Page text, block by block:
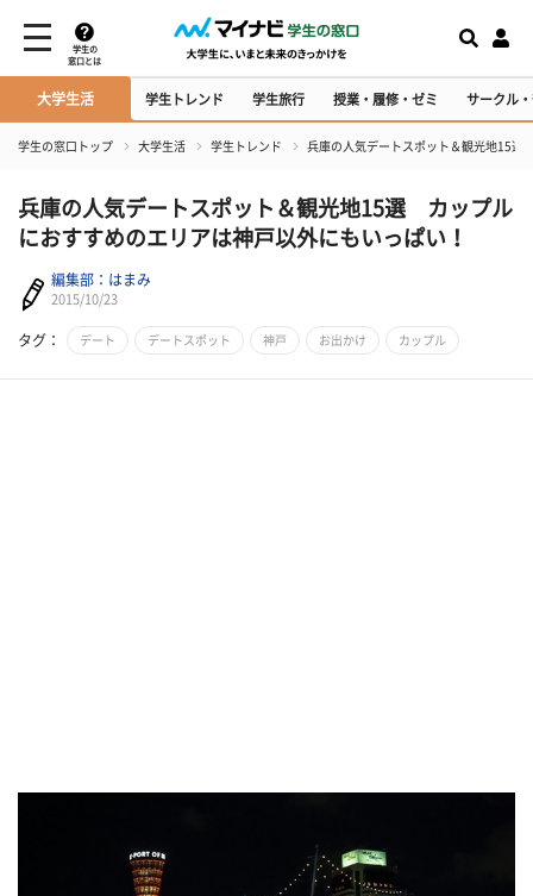
学生の
窓口とは
大学生活 学生トレンド 学生旅行 授業・履修・ゼミ サークル
学生の窓口トップ 大学生活 学生トレンド 兵庫の人気デートスポット＆観光地15
兵庫の人気デートスポット＆観光地15選 カップル
におすすめのエリアは神戸以外にもいっぱい！
編集部：はまみ
2015/10/23
タグ： デート デートスポット 神戸 お出かけ カップル